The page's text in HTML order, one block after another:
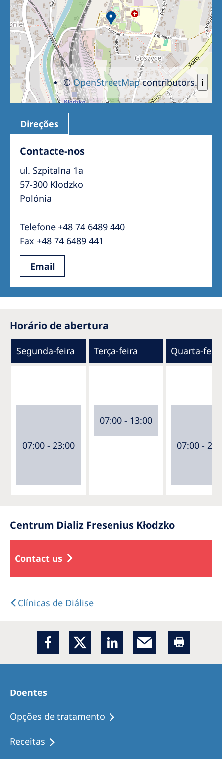
i
©OpenStreetMapcontributors.
Direções
Contacte-nos
ul. Szpitalna 1a
57-300 Kłodzko
Polónia
Telefone +48 74 6489 440
Fax +48 74 6489 441
Email
Horário de abertura
Segunda-feira Terça-feira Quarta-feira
07:00 - 23:00
07:00 - 13:00
07:00 -
Centrum Dializ Fresenius Kłodzko
Contact us
Clínicas de Diálise
Doentes
Opções de tratamento
Receitas